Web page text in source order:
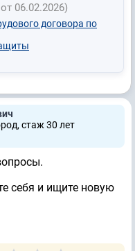
06.02.2026)
договора по
стаж 30 лет
себя и ищите новую